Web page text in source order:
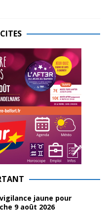
jaune pour
9 août 2026